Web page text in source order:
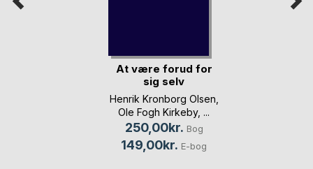
At være forud for
sig selv
Henrik Kronborg Olsen
Ole Fogh Kirkeby, ...
250,00kr. Bog
149,00kr. E-bog